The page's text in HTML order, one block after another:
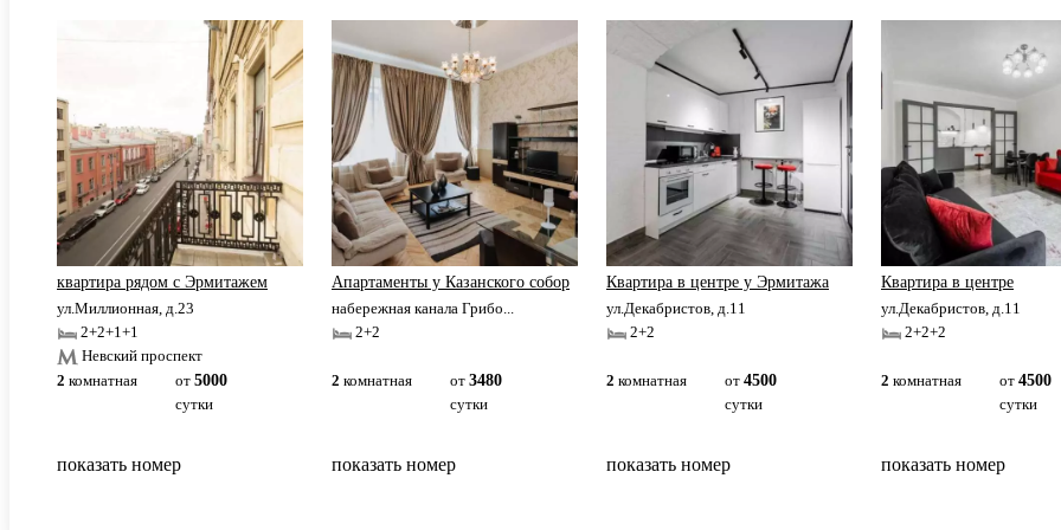
квартира рядом с Эрмитажем
ул.Миллионная, д.23
2+2+1+1
Невский проспект
2 комнатная от 5000
сутки
показать номер
Апартаменты у Казанского собор
набережная канала Грибо...
2+2
2 комнатная от 3480
сутки
показать номер
Квартира в центре у Эрмитажа
ул.Декабристов, д.11
2+2
2 комнатная от 4500
сутки
показать номер
Квартира в центре
ул.Декабристов, д.11
2+2+2
2 комнатная от 4500
сутки
показать номер